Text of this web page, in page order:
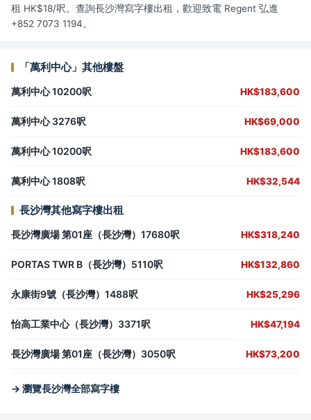
租 HK$18/呎。查詢長沙灣寫字樓出租，歡迎致電 Regent 弘進
+852 7073 1194。
「萬利中心」其他樓盤
萬利中心 10200呎 HK$183,600
萬利中心 3276呎 HK$69,000
萬利中心 10200呎 HK$183,600
萬利中心 1808呎 HK$32,544
長沙灣其他寫字樓出租
長沙灣廣場 第01座（長沙灣）17680呎 HK$318,240
PORTAS TWR B（長沙灣）5110呎 HK$132,860
永康街9號（長沙灣）1488呎 HK$25,296
怡高工業中心（長沙灣）3371呎 HK$47,194
長沙灣廣場 第01座（長沙灣）3050呎 HK$73,200
→ 瀏覽長沙灣全部寫字樓